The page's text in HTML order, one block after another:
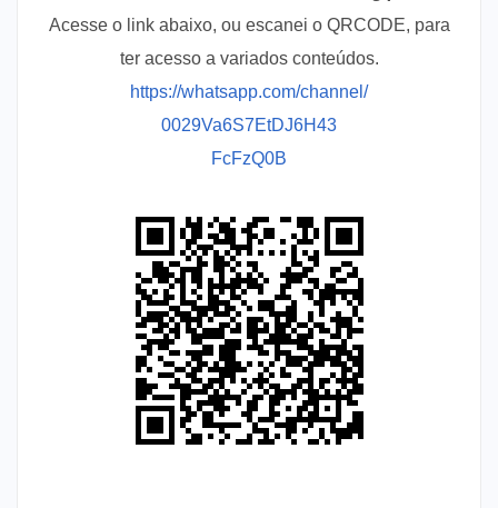
Acesse o link abaixo, ou escanei o QRCODE, para
ter acesso a variados conteúdos.
https://whatsapp.com/channel/
0029Va6S7EtDJ6H43
FcFzQ0B